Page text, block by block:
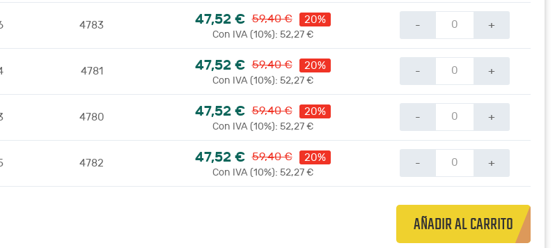
4783 47,52 € 59,40 €
20%
Con IVA (10%): 52,27 €
- +
4781 47,52 € 59,40 €
20%
Con IVA (10%): 52,27 €
- +
4780 47,52 € 59,40 €
20%
Con IVA (10%): 52,27 €
- +
4782 47,52 € 59,40 €
20%
Con IVA (10%): 52,27 €
- +
AÑADIR AL CARRITO